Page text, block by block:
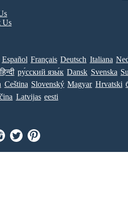
Us
Español Français Deutsch Italiana
हिन्दी ру́сский язы́к Dansk Svenska
Ceština Slovenský Magyar Hrvatski
Latvijas eesti